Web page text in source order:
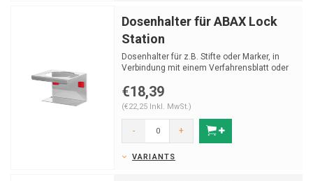
Dosenhalter für ABAX Lock
Station
Dosenhalter für z.B. Stifte oder Marker, in
Verbindung mit einem Verfahrensblatt oder
€18,39
(€22,25 Inkl. MwSt.)
- +
VARIANTS